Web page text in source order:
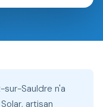
sur-Sauldre n'a
artisan